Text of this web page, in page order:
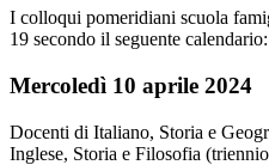
I colloqui pomeridiani scuola
19 secondo il seguente calendario:
Mercoledì 10 aprile 2024
Docenti di Italiano, Storia e
Inglese, Storia e Filosofia